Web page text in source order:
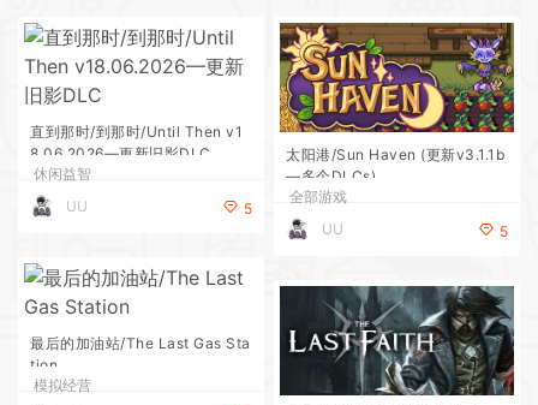
直到那时/到那时/Until Then v1
8.06.2026—更新旧影DLC
休闲益智
UU
5
太阳港/Sun Haven (更新v3.1.1b
—多个DLCs)
全部游戏
UU
5
最后的加油站/The Last Gas Sta
tion
模拟经营